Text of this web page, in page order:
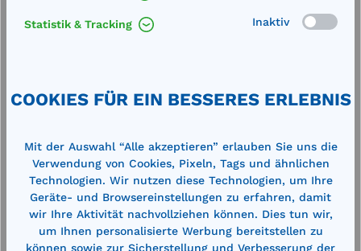
Statistik & Tracking Inaktiv
COOKIES FÜR EIN BESSERES ERLEBNIS
Mit der Auswahl “Alle akzeptieren” erlauben Sie uns die
Verwendung von Cookies, Pixeln, Tags und ähnlichen
Technologien. Wir nutzen diese Technologien, um Ihre
Geräte- und Browsereinstellungen zu erfahren, damit
wir Ihre Aktivität nachvollziehen können. Dies tun wir,
um Ihnen personalisierte Werbung bereitstellen zu
können sowie zur Sicherstellung und Verbesserung der